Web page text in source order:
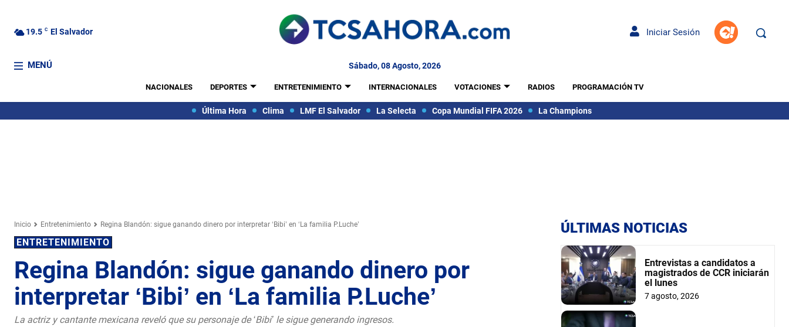
19.5 C El Salvador Iniciar Sesión
MENÚ Sábado, 08 Agosto, 2026
NACIONALES DEPORTES ENTRETENIMIENTO INTERNACIONALES VOTACIONES RADIOS PROGRAMACIÓN TV
Última Hora Clima LMF El Salvador La Selecta Copa Mundial FIFA 2026 La Champions
Inicio Entretenimiento Regina Blandón: sigue ganando dinero por interpretar ‘Bibi’ en ‘La familia P.Luche’
ENTRETENIMIENTO
Regina Blandón: sigue ganando dinero por
interpretar ‘Bibi’ en ‘La familia P.Luche’
La actriz y cantante mexicana reveló que su personaje de ‘Bibi’ le sigue generando ingresos.
ÚLTIMAS NOTICIAS
Entrevistas a candidatos a
magistrados de CCR iniciarán
el lunes
7 agosto, 2026